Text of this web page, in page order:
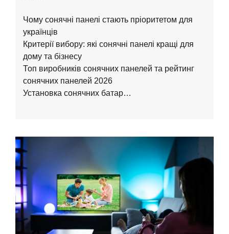
Чому сонячні панелі стають пріоритетом для
українців
Критерії вибору: які сонячні панелі кращі для
дому та бізнесу
Топ виробників сонячних панелей та рейтинг
сонячних панелей 2026
Установка сонячних батар…